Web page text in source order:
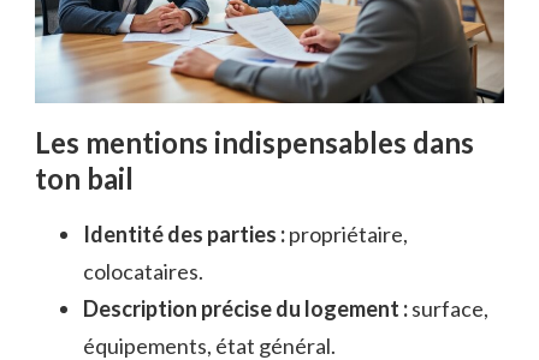
Les mentions indispensables dans
ton bail
Identité des parties :propriétaire,
colocataires.
Description précise du logement :surface,
équipements, état général.